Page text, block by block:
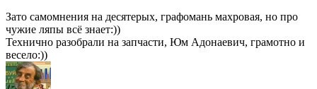
Зато самомнения на десятерых, графомань махровая, но про
чужие ляпы всё знает:))
Технично разобрали на запчасти, Юм Адонаевич, грамотно и
весело:))